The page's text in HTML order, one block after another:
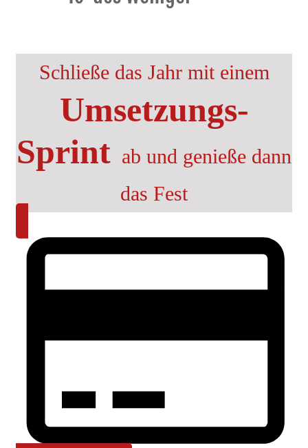
Schließe das Jahr mit einem
Umsetzungs-
Sprint ab und genieße dann
das Fest